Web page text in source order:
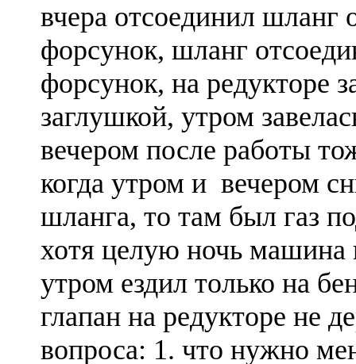
вчера отсоединил шланг
форсунок, шланг
форсунок, на редукторе
заглушкой, утром
вечером после работы
когда утром и вечером
шланга, то там был газ
хотя целую ночь машина
утром ездил только на
глапан на редукторе не
вопроса: 1. что нужно